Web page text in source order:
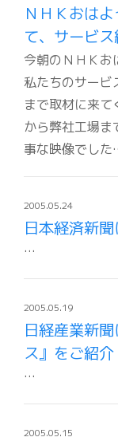
ＮＨＫおは
て、サービ
今朝のＮＨＫお
私たちのサービ
まで取材に来
から弊社工場
事な映像でし
2005.05.24
日本経済新
…
2005.05.19
日経産業新
ス』をご紹介
…
2005.05.15